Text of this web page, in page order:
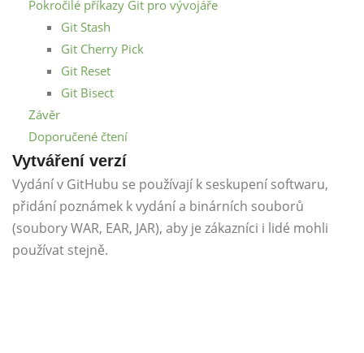
Pokročilé příkazy Git pro vývojáře
Git Stash
Git Cherry Pick
Git Reset
Git Bisect
Závěr
Doporučené čtení
Vytváření verzí
Vydání v GitHubu se používají k seskupení softwaru,
přidání poznámek k vydání a binárních souborů
(soubory WAR, EAR, JAR), aby je zákazníci i lidé mohli
používat stejně.